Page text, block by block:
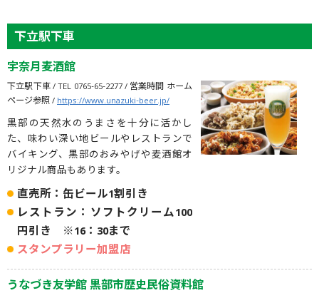
下立駅下車
宇奈月麦酒館
下立駅下車 / TEL 0765-65-2277 / 営業時間 ホーム
ページ参照 /https://www.unazuki-beer.jp/
黒部の天然水のうまさを十分に活かし
た、味わい深い地ビールやレストランで
バイキング、黒部のおみやげや麦酒館オ
リジナル商品もあります。
直売所：缶ビール1割引き
レストラン：ソフトクリーム100
円引き ※16：30まで
スタンプラリー加盟店
うなづき友学館 黒部市歴史民俗資料館